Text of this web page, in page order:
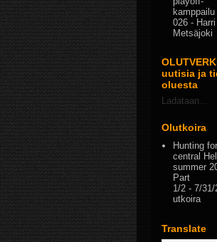
kamppailu
026 - Harri
Metsäjoki
uutisia ja
oluesta
Ladataan...
Olutkoira
Hunting
central
summer
Part
1/2 - 7/31/
utkoira
Translate